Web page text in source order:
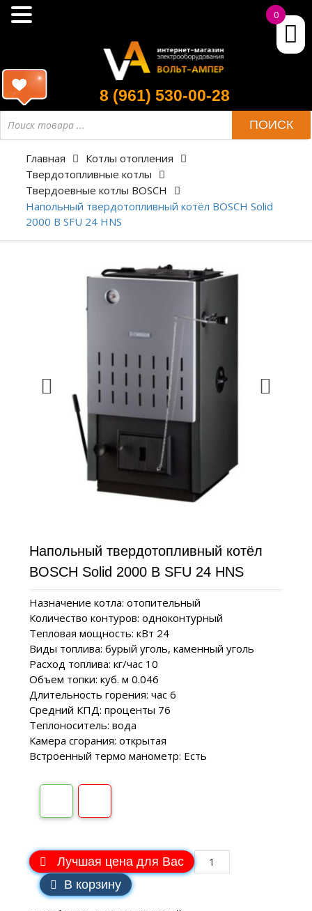
8 (961) 530-00-28
ПОИСК
Главная
Котлы отопления
Твердотопливные котлы
Твердоевные котлы BOSCH
Напольный твердотопливный котёл BOSCH Solid
2000 B SFU 24 HNS
Напольный твердотопливный котёл
BOSCH Solid 2000 B SFU 24 HNS
Назначение котла: отопительный
Количество контуров: одноконтурный
Тепловая мощность: кВт 24
Виды топлива: бурый уголь, каменный уголь
Расход топлива: кг/час 10
Объем топки: куб. м 0.046
Длительность горения: час 6
Средний КПД: проценты 76
Теплоноситель: вода
Камера сгорания: открытая
Встроенный термо манометр: Есть
Лучшая цена для Вас
В корзину
0